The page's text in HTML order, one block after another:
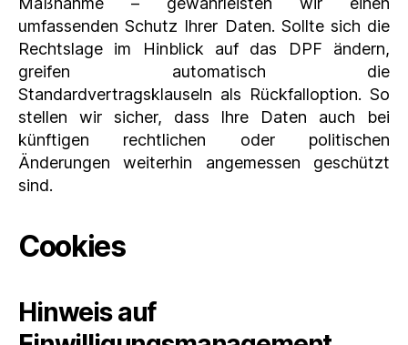
umfassenden Schutz Ihrer Daten. Sollte sich die
Rechtslage im Hinblick auf das DPF ändern,
greifen automatisch die
Standardvertragsklauseln als Rückfalloption. So
stellen wir sicher, dass Ihre Daten auch bei
künftigen rechtlichen oder politischen
Änderungen weiterhin angemessen geschützt
sind.
Cookies
Hinweis auf